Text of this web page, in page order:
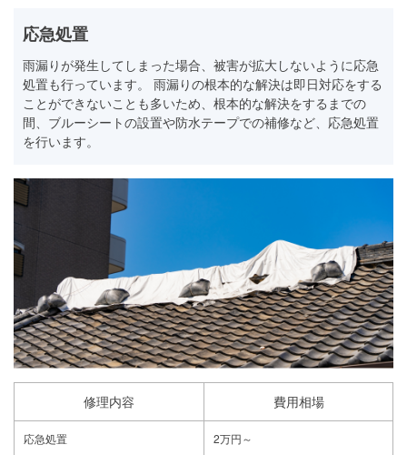
応急処置
雨漏りが発生してしまった場合、被害が拡大しないように応急
処置も行っています。 雨漏りの根本的な解決は即日対応をする
ことができないことも多いため、根本的な解決をするまでの
間、ブルーシートの設置や防水テープでの補修など、応急処置
を行います。
修理内容 費用相場
応急処置 2万円～